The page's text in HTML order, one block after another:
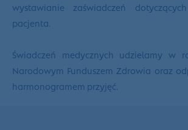
wystawianie zaświadczeń
pacjenta.
Świadczeń medycznych udzielamy w
Narodowym Funduszem Zdrowia oraz
harmonogramem przyjęć.